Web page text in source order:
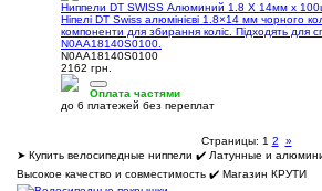
Ниппели DT SWISS Алюминий 1.8 X 14мм х
Ніпелі DT Swiss алюмінієві 1.8×14 мм чорного
компоненти для збирання коліс. Підходять для
N0AA18140S0100.
N0AA18140S0100
2162 грн.
Оплата частями
до 6 платежей без переплат
Страницы: 1 2
»
➤ Купить велосипедные ниппели ✔️ Латунные и
Высокое качество и совместимость ✔️ Магазин КРУТИ